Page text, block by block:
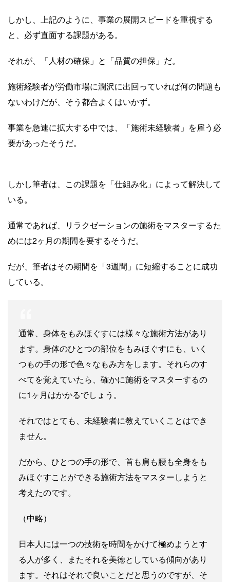
しかし、上記のように、事業の展開スピードを重視する
と、必ず直面する課題がある。
それが、「人材の確保」と「品質の担保」だ。
施術経験者が労働市場に潤沢に出回っていれば何の問題も
ないわけだが、そう都合よくはいかず。
事業を急速に拡大する中では、「施術未経験者」を雇う必
要があったそうだ。
しかし筆者は、この課題を「仕組み化」によって解決して
いる。
通常であれば、リラクゼーションの施術をマスターするた
めには2ヶ月の期間を要するそうだ。
だが、筆者はその期間を「3週間」に短縮することに成功
している。
通常、身体をもみほぐすには様々な施術方法があり
ます。身体のひとつの部位をもみほぐすにも、いく
つもの手の形で色々なもみ方をします。それらのす
べてを覚えていたら、確かに施術をマスターするの
に1ヶ月はかかるでしょう。
それではとても、未経験者に教えていくことはでき
ません。
だから、ひとつの手の形で、首も肩も腰も全身をも
みほぐすことができる施術方法をマスターしようと
考えたのです。
（中略）
日本人には一つの技術を時間をかけて極めようとす
る人が多く、またそれを美徳としている傾向があり
ます。それはそれで良いことだと思うのですが、そ